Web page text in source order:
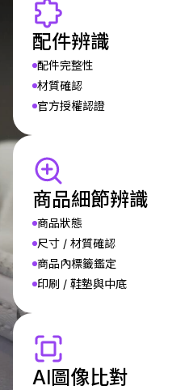
配件辨識
配件完整性
材質確認
官方授權認證
商品細節辨識
商品狀態
尺寸 / 材質確認
商品內標籤鑑定
印刷 / 鞋墊與中底
AI圖像比對